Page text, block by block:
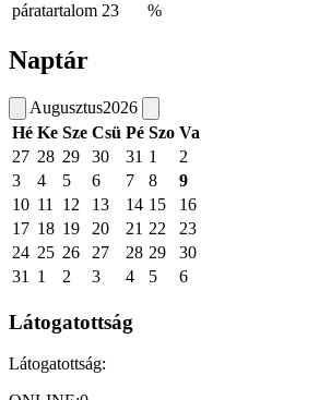
páratartalom 23 %
Naptár
Augusztus2026
Hé Ke Sze Csü Pé Szo Va
27 28 29 30 31 1
2
3
4 5 6 7 8
9
10 11 12 13 14 15
16
17 18 19 20 21 22
23
24 25 26 27 28 29
30
31
1 2 3 4 5 6
Látogatottság
Látogatottság: